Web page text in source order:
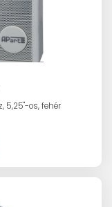
5,25"-os, fehér